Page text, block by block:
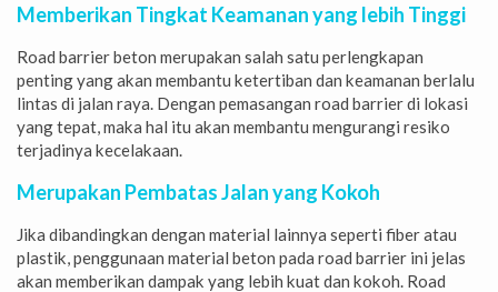
Memberikan Tingkat Keamanan yang lebih Tinggi
Road barrier beton merupakan salah satu perlengkapan
penting yang akan membantu ketertiban dan keamanan berlalu
lintas di jalan raya. Dengan pemasangan road barrier di lokasi
yang tepat, maka hal itu akan membantu mengurangi resiko
terjadinya kecelakaan.
Merupakan Pembatas Jalan yang Kokoh
Jika dibandingkan dengan material lainnya seperti fiber atau
plastik, penggunaan material beton pada road barrier ini jelas
akan memberikan dampak yang lebih kuat dan kokoh. Road